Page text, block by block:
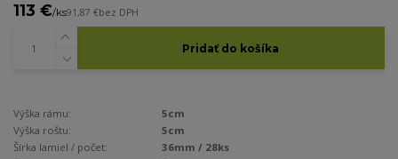
113 €/ks91,87 €bez DPH
Pridať do košíka
Výška rámu:
5cm
Výška roštu:
5cm
Šírka lamiel / počet:
36mm / 28ks